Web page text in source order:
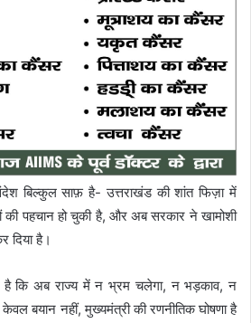
बिल्कुल साफ़ है- उत्तराखंड की शांत फिज़ा में
की पहचान हो चुकी है, और अब सरकार ने खामोशी
दिया है।
है कि अब राज्य में न भ्रम चलेगा, न भड़काव, न
बयान नहीं, मुख्यमंत्री की रणनीतिक घोषणा है